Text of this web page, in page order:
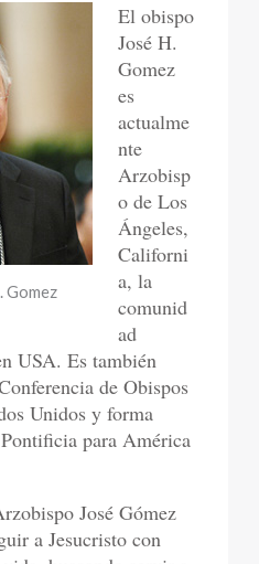
Gomez
El obispo
José H.
Gomez
es
actualme
nte
Arzobisp
o de Los
Ángeles,
Californi
a, la
comunid
ad
USA. Es también
de Obispos
Unidos y forma
para América
José Gómez
a Jesucristo con